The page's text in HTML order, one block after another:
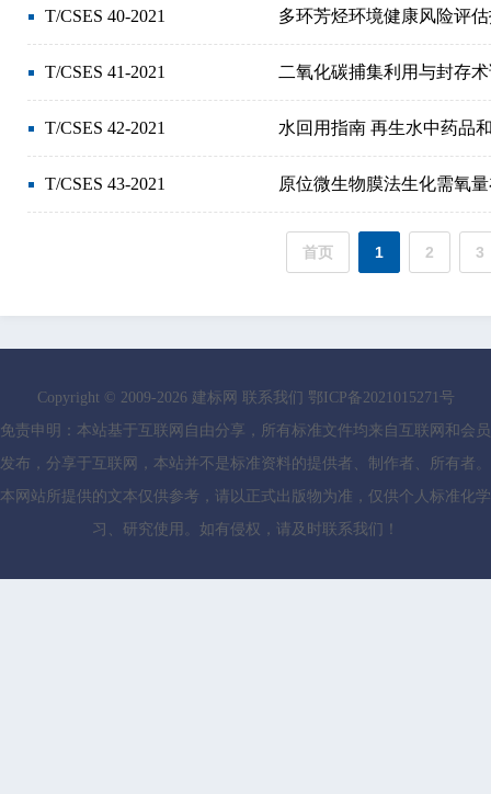
T/CSES 40-2021 多环芳烃环境健康风险评
T/CSES 41-2021 二氧化碳捕集利用与封存
T/CSES 42-2021 水回用指南 再生水中药品
T/CSES 43-2021 原位微生物膜法生化需氧
首页 1 2 3
Copyright © 2009-2026 建标网 联系我们 鄂ICP备2021015271号
免责申明：本站基于互联网自由分享，所有标准文件均来自互联网和会员
发布，分享于互联网，本站并不是标准资料的提供者、制作者、所有者。
本网站所提供的文本仅供参考，请以正式出版物为准，仅供个人标准化学
习、研究使用。如有侵权，请及时联系我们！